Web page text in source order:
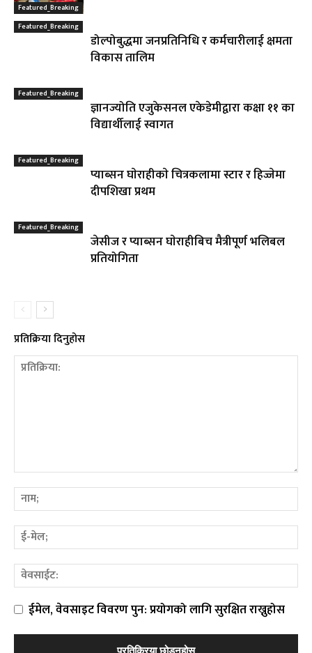
Featured_Breaking
Featured_Breaking
डोल्पोबुद्धमा जनप्रतिनिधि र कर्मचारीलाई क्षमता
विकास तालिम
Featured_Breaking
ज्ञानज्योति एजुकेसनल एकेडेमीद्वारा कक्षा ११ का
विद्यार्थीलाई स्वागत
Featured_Breaking
प्याब्सन घाेराहीकाे चित्रकलामा स्टार र हिज्जेमा
दीपशिखा प्रथम
Featured_Breaking
जेसीज र प्याब्सन घाेराहीबिच मैत्रीपूर्ण भलिबल
प्रतियोगिता
प्रतिक्रिया दिनुहोस
ईमेल, वेवसाइट विवरण पुन: प्रयोगको लागि सुरक्षित राख्नुहोस